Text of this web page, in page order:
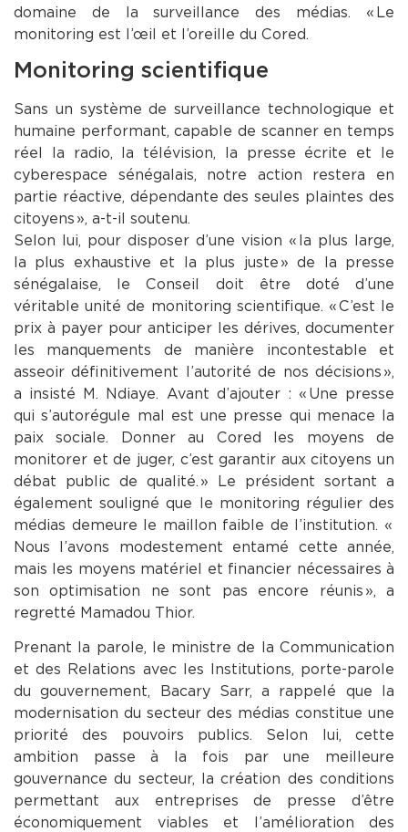
domaine de la surveillance des médias. « Le
monitoring est l’œil et l’oreille du Cored.
Monitoring scientifique
Sans un système de surveillance technologique et
humaine performant, capable de scanner en temps
réel la radio, la télévision, la presse écrite et le
cyberespace sénégalais, notre action restera en
partie réactive, dépendante des seules plaintes des
citoyens », a-t-il soutenu.
Selon lui, pour disposer d’une vision « la plus large,
la plus exhaustive et la plus juste » de la presse
sénégalaise, le Conseil doit être doté d’une
véritable unité de monitoring scientifique. « C’est le
prix à payer pour anticiper les dérives, documenter
les manquements de manière incontestable et
asseoir définitivement l’autorité de nos décisions »,
a insisté M. Ndiaye. Avant d’ajouter : « Une presse
qui s’autorégule mal est une presse qui menace la
paix sociale. Donner au Cored les moyens de
monitorer et de juger, c’est garantir aux citoyens un
débat public de qualité. » Le président sortant a
également souligné que le monitoring régulier des
médias demeure le maillon faible de l’institution. «
Nous l’avons modestement entamé cette année,
mais les moyens matériel et financier nécessaires à
son optimisation ne sont pas encore réunis », a
regretté Mamadou Thior.
Prenant la parole, le ministre de la Communication
et des Relations avec les Institutions, porte-parole
du gouvernement, Bacary Sarr, a rappelé que la
modernisation du secteur des médias constitue une
priorité des pouvoirs publics. Selon lui, cette
ambition passe à la fois par une meilleure
gouvernance du secteur, la création des conditions
permettant aux entreprises de presse d’être
économiquement viables et l’amélioration des